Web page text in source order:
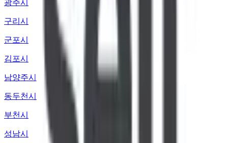
광주시
구리시
군포시
김포시
남양주시
동두천시
부천시
성남시